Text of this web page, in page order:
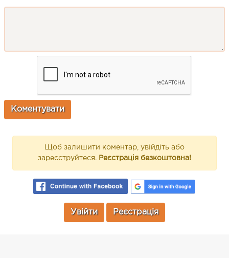
Щоб залишити коментар, увійдіть або
зареєструйтеся. Реєстрація безкоштовна!
Увійти Реєстрація